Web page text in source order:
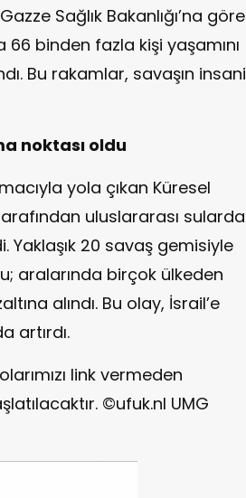
Sağlık Bakanlığı’na göre
66 binden fazla kişi yaşamını
Bu rakamlar, savaşın insani
noktası oldu
yola çıkan Küresel
uluslararası sularda
Yaklaşık 20 savaş gemisiyle
aralarında birçok ülkeden
alındı. Bu olay, İsrail’e
artırdı.
link vermeden
©ufuk.nl UMG